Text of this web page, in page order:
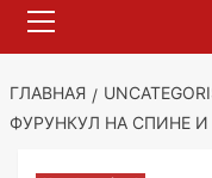
меню
ГЛАВНАЯ
ФУРУНКУЛ НА СПИНЕ И